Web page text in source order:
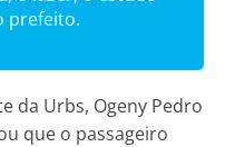
prefeito.
da Urbs, Ogeny Pedro
que o passageiro